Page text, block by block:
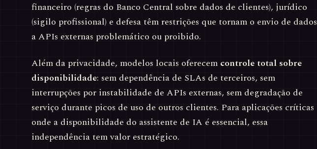
financeiro (regras do Banco Central sobre dados de clientes), jurídico
(sigilo profissional) e defesa têm restrições que tornam o envio de dados
a APIs externas problemático ou proibido.
Além da privacidade, modelos locais oferecem controle total sobre
disponibilidade: sem dependência de SLAs de terceiros, sem
interrupções por instabilidade de APIs externas, sem degradação de
serviço durante picos de uso de outros clientes. Para aplicações críticas
onde a disponibilidade do assistente de IA é essencial, essa
independência tem valor estratégico.